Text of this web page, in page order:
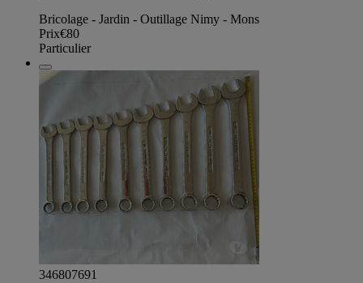
Bricolage - Jardin - Outillage Nimy - Mons
Prix€80
Particulier
346807691